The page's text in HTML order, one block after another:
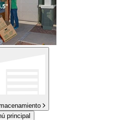
principal